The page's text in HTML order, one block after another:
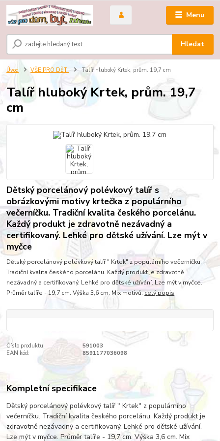
Menu
Hledat
Úvod VŠE PRO DĚTI Talíř hluboký Krtek, prům. 19,7 cm
Talíř hluboký Krtek, prům. 19,7
cm
Dětský porcelánový polévkový talíř s
obrázkovými motivy krtečka z populárního
večerníčku. Tradiční kvalita českého porcelánu.
Každý produkt je zdravotně nezávadný a
certifikovaný. Lehké pro dětské užívání. Lze mýt v
myčce
Dětský porcelánový polévkový talíř " Krtek" z populárního večerníčku.
Tradiční kvalita českého porcelánu. Každý produkt je zdravotně
nezávadný a certifikovaný. Lehké pro dětské užívání. Lze mýt v myčce.
Průměr talíře - 19,7 cm. Výška 3,6 cm. Mix motivů.celý popis
Číslo produktu:
591003
EAN kód:
8591177036098
Kompletní specifikace
Dětský porcelánový polévkový talíř " Krtek" z populárního
večerníčku. Tradiční kvalita českého porcelánu. Každý produkt je
zdravotně nezávadný a certifikovaný. Lehké pro dětské užívání.
Lze mýt v myčce. Průměr talíře - 19,7 cm. Výška 3,6 cm. Mix